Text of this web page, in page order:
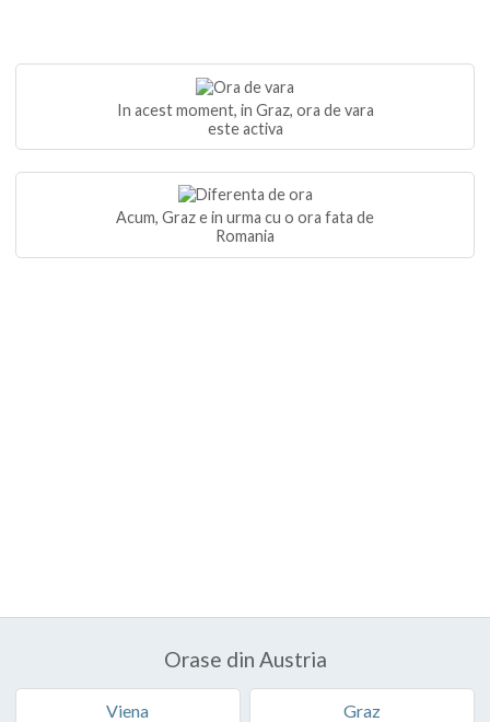
In acest moment, in Graz, ora de vara
este activa
Acum, Graz e in urma cu o ora fata de
Romania
Orase din Austria
Viena Graz